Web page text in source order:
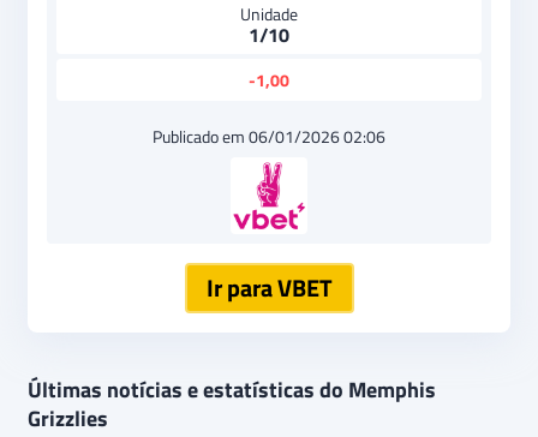
Unidade
1/10
-1,00
Publicado em 06/01/2026 02:06
Ir para VBET
Últimas notícias e estatísticas do Memphis
Grizzlies